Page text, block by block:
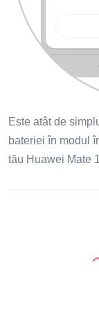
Este atât de
bateriei în modul
tău Huawei Mate